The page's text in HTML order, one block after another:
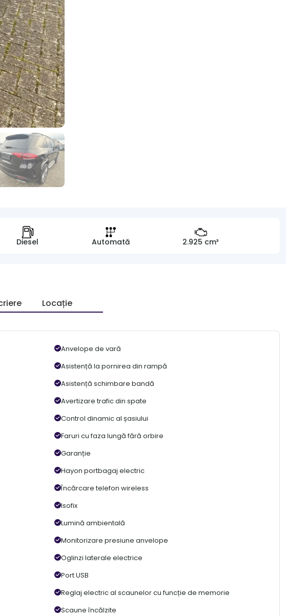
Diesel Automată 2.925 cm³
Locație
Anvelope de vară
Asistență la pornirea din rampă
Asistență schimbare bandă
Avertizare trafic din spate
Control dinamic al șasiului
Faruri cu faza lungă fără orbire
Garanție
Hayon portbagaj electric
Încărcare telefon wireless
Isofix
Lumină ambientală
Monitorizare presiune anvelope
Oglinzi laterale electrice
Port USB
Reglaj electric al scaunelor cu funcție de memorie
Scaune încălzite